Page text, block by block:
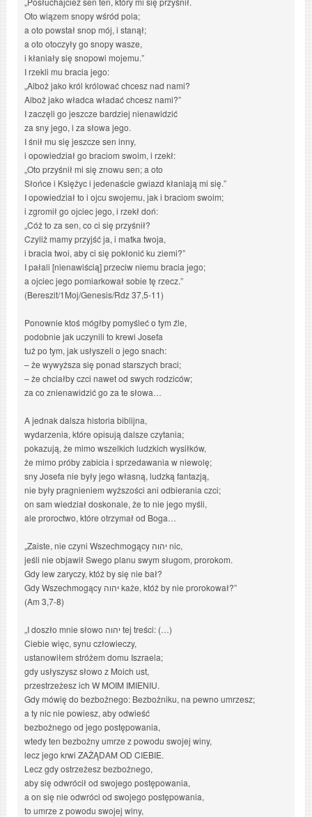
Oto wiązem snopy wśród pola;
a oto powstał snop mój, i stanął;
a oto otoczyły go snopy wasze,
i kłaniały się snopowi mojemu.”
I rzekli mu bracia jego:
„Alboż jako król królować chcesz nad nami?
Alboż jako władca władać chcesz nami?”
I zaczęli go jeszcze bardziej nienawidzić
za sny jego, i za słowa jego.
I śnił mu się jeszcze sen inny,
i opowiedział go braciom swoim, i rzekł:
„Oto przyśnił mi się znowu sen; a oto
Słońce i Księżyc i jedenaście gwiazd kłaniają mi się.”
I opowiedział to i ojcu swojemu, jak i braciom swoim;
i zgromił go ojciec jego, i rzekł doń:
„Cóż to za sen, co ci się przyśnił?
Czyliż mamy przyjść ja, i matka twoja,
i bracia twoi, aby ci się pokłonić ku ziemi?”
I pałali [nienawiścią] przeciw niemu bracia jego;
a ojciec jego pomiarkował sobie tę rzecz.”
(Bereszit/1Moj/Genesis/Rdz 37,5-11)
Ponownie ktoś mógłby pomyśleć o tym źle,
podobnie jak uczynili to krewi Josefa
tuż po tym, jak usłyszeli o jego snach:
– że wywyższa się ponad starszych braci;
– że chciałby czci nawet od swych rodziców;
za co znienawidzić go za te słowa…
A jednak dalsza historia biblijna,
wydarzenia, które opisują dalsze czytania;
pokazują, że mimo wszelkich ludzkich wysiłków,
że mimo próby zabicia i sprzedawania w niewolę;
sny Josefa nie były jego własną, ludzką fantazją,
nie były pragnieniem wyższości ani odbierania czci;
on sam wiedział doskonale, że to nie jego myśli,
ale proroctwo, które otrzymał od Boga…
„Zaiste, nie czyni Wszechmogący יהוה nic,
jeśli nie objawił Swego planu swym sługom, prorokom.
Gdy lew zaryczy, któż by się nie bał?
Gdy Wszechmogący יהוה każe, któż by nie prorokował?”
(Am 3,7-8)
„I doszło mnie słowo יהוה tej treści: (…)
Ciebie więc, synu człowieczy,
ustanowiłem stróżem domu Iszraela;
gdy usłyszysz słowo z Moich ust,
przestrzeżesz ich W MOIM IMIENIU.
Gdy mówię do bezbożnego: Bezbożniku, na pewno umrzesz;
a ty nic nie powiesz, aby odwieść
bezbożnego od jego postępowania,
wtedy ten bezbożny umrze z powodu swojej winy,
lecz jego krwi ZAŻĄDAM OD CIEBIE.
Lecz gdy ostrzeżesz bezbożnego,
aby się odwrócił od swojego postępowania,
a on się nie odwróci od swojego postępowania,
to umrze z powodu swojej winy,